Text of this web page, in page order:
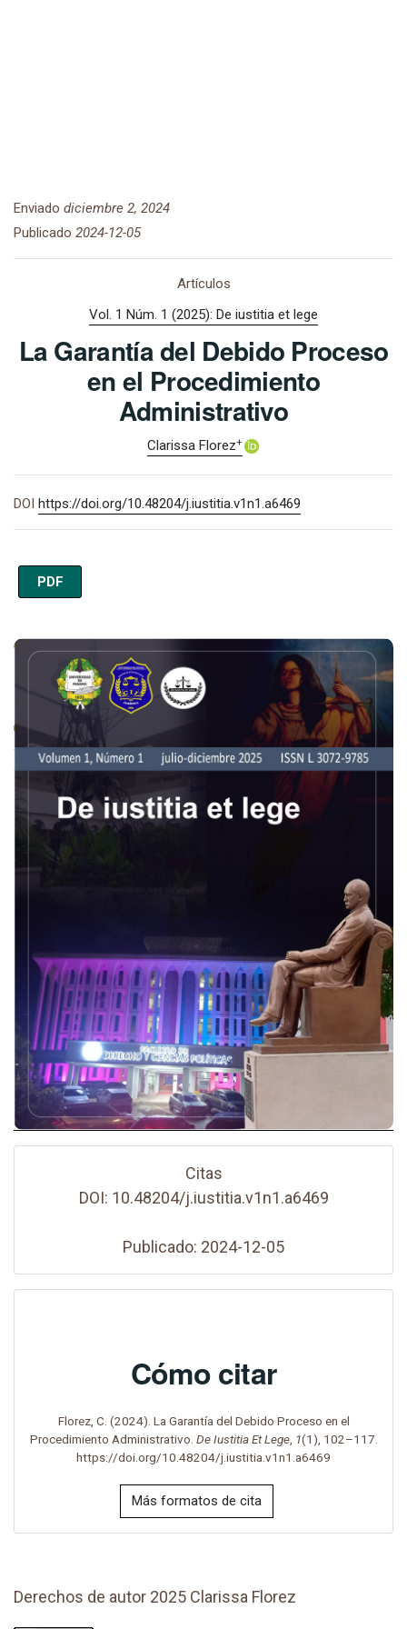
Enviado diciembre 2, 2024
Publicado 2024-12-05
Artículos
Vol. 1 Núm. 1 (2025): De iustitia et lege
La Garantía del Debido Proceso
en el Procedimiento
Administrativo
Clarissa Florez+
DOI https://doi.org/10.48204/j.iustitia.v1n1.a6469
PDF
Imagen de portada
Citas
DOI: 10.48204/j.iustitia.v1n1.a6469
Publicado: 2024-12-05
Cómo citar
Florez, C. (2024). La Garantía del Debido Proceso en el
Procedimiento Administrativo. De Iustitia Et Lege, 1(1), 102–117.
https://doi.org/10.48204/j.iustitia.v1n1.a6469
Más formatos de cita
Derechos de autor 2025 Clarissa Florez